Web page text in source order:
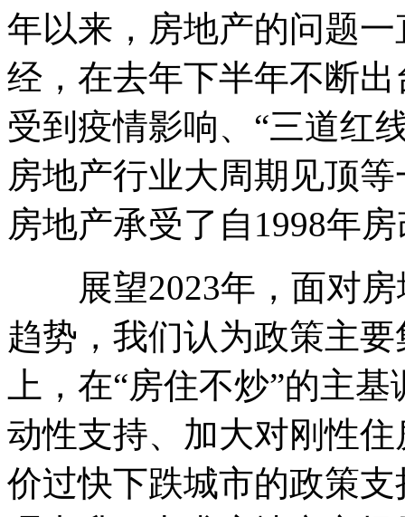
年以来，房地产的问题
经，在去年下半年不断
受到疫情影响、“三道红
房地产行业大周期见顶
房地产承受了自1998年
展望2023年，面对房
趋势，我们认为政策主
上，在“房住不炒”的主
动性支持、加大对刚性
价过快下跌城市的政策